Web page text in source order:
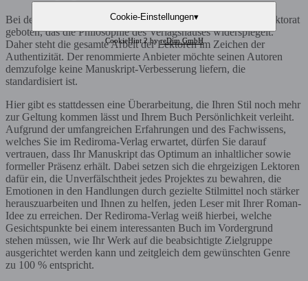
Bei dem angesehenen Rediroma-Verlag bekommen Sie ein Lektorat
geboten, das die Philosophie des Verlagshauses widerspiegelt.
Daher steht die gesamte Arbeit der Lektoren im Zeichen der
Authentizität. Der renommierte Anbieter möchte seinen Autoren
demzufolge keine Manuskript-Verbesserung liefern, die
standardisiert ist.
Hier gibt es stattdessen eine Überarbeitung, die Ihren Stil noch mehr
zur Geltung kommen lässt und Ihrem Buch Persönlichkeit verleiht.
Aufgrund der umfangreichen Erfahrungen und des Fachwissens,
welches Sie im Rediroma-Verlag erwartet, dürfen Sie darauf
vertrauen, dass Ihr Manuskript das Optimum an inhaltlicher sowie
formeller Präsenz erhält. Dabei setzen sich die ehrgeizigen Lektoren
dafür ein, die Unverfälschtheit jedes Projektes zu bewahren, die
Emotionen in den Handlungen durch gezielte Stilmittel noch stärker
herauszuarbeiten und Ihnen zu helfen, jeden Leser mit Ihrer Roman-
Idee zu erreichen. Der Rediroma-Verlag weiß hierbei, welche
Gesichtspunkte bei einem interessanten Buch im Vordergrund
stehen müssen, wie Ihr Werk auf die beabsichtigte Zielgruppe
ausgerichtet werden kann und zeitgleich dem gewünschten Genre
zu 100 % entspricht.
Cookie-Einstellungen▾
CookieHint 2 byreDim GmbH